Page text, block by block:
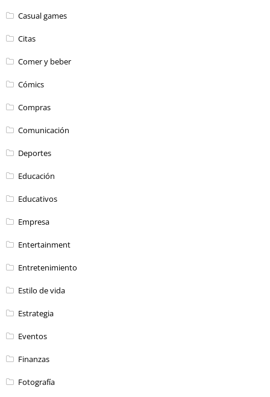
Casual games
Citas
Comer y beber
Cómics
Compras
Comunicación
Deportes
Educación
Educativos
Empresa
Entertainment
Entretenimiento
Estilo de vida
Estrategia
Eventos
Finanzas
Fotografía